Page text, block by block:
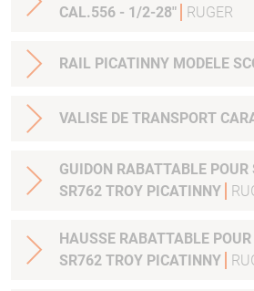
CAL.556 - 1/2-28"
RUGER
RAIL PICATINNY MODELE
VALISE DE TRANSPORT
GUIDON RABATTABLE
SR762 TROY PICATINNY
HAUSSE RABATTABLE
SR762 TROY PICATINNY